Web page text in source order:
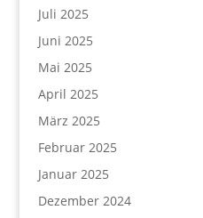
Juli 2025
Juni 2025
Mai 2025
April 2025
März 2025
Februar 2025
Januar 2025
Dezember 2024